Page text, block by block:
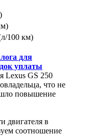
100 км)
для
уплаты
Lexus GS 250
что не
повышение
двигателя в
соотношение